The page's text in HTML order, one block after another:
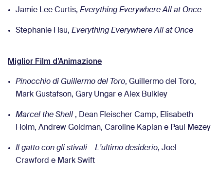
Jamie Lee Curtis, Everything Everywhere All at Once
Stephanie Hsu, Everything Everywhere All at Once
Miglior Film d’Animazione
Pinocchio di Guillermo del Toro, Guillermo del Toro,
Mark Gustafson, Gary Ungar e Alex Bulkley
Marcel the Shell , Dean Fleischer Camp, Elisabeth
Holm, Andrew Goldman, Caroline Kaplan e Paul Mezey
Il gatto con gli stivali – L’ultimo desiderio, Joel
Crawford e Mark Swift